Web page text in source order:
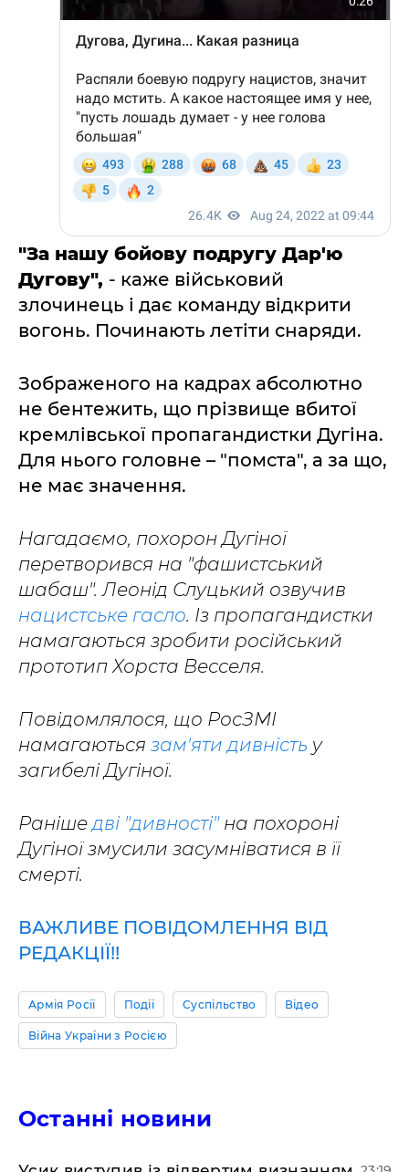
"За нашу бойову подругу Дар'ю
Дугову", - каже військовий
злочинець і дає команду відкрити
вогонь. Починають летіти снаряди.
Зображеного на кадрах абсолютно
не бентежить, що прізвище вбитої
кремлівської пропагандистки Дугіна.
Для нього головне – "помста", а за що,
не має значення.
Нагадаємо, похорон Дугіної
перетворився на "фашистський
шабаш". Леонід Слуцький озвучив
нацистське гасло. Із пропагандистки
намагаються зробити російський
прототип Хорста Весселя.
Повідомлялося, що РосЗМІ
намагаються зам'яти дивність у
загибелі Дугіної.
Ранішедві "дивності" на похороні
Дугіної змусили засумніватися в її
смерті.
ВАЖЛИВЕ ПОВІДОМЛЕННЯ ВІД
РЕДАКЦІЇ!!
Армія Росії Події Суспільство Відео
Війна України з Росією
Останні новини